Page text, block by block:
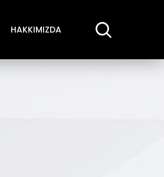
HAKKIMIZDA